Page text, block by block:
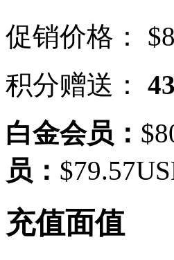
促销价格：
积分赠送：
白金会员：
员：
充值面值